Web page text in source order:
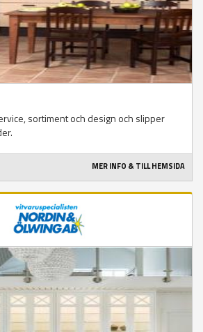
sortiment och design och slipper
MER INFO & TILL HEMSIDA